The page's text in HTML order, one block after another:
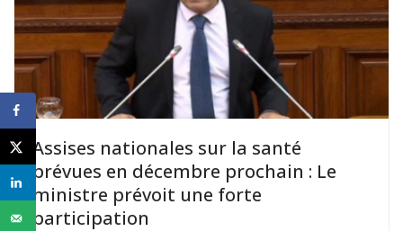
Assises nationales sur la santé
prévues en décembre prochain : Le
ministre prévoit une forte
participation